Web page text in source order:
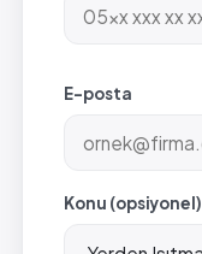
E-posta
Konu (opsiyonel)